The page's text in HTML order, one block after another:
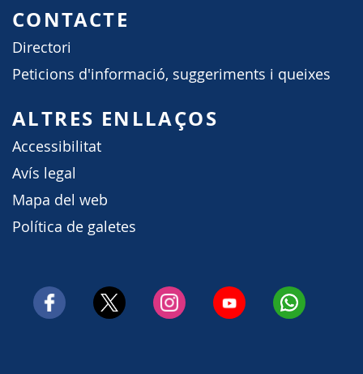
CONTACTE
Directori
Peticions d'informació, suggeriments i queixes
ALTRES ENLLAÇOS
Accessibilitat
Avís legal
Mapa del web
Política de galetes